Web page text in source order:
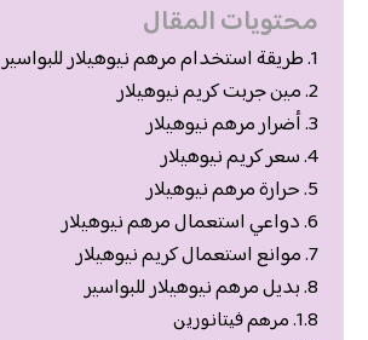
محتويات المقال
طريقة استخدام مرهم نيوهيلار للبواسير
مين جربت كريم نيوهيلار
أضرار مرهم نيوهيلار
سعر كريم نيوهيلار
حرارة مرهم نيوهيلار
دواعي استعمال مرهم نيوهيلار
موانع استعمال كريم نيوهيلار
بديل مرهم نيوهيلار للبواسير
مرهم فيتانورين